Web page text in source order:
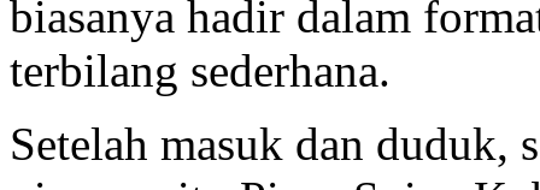
biasanya hadir dalam
terbilang sederhana.
Setelah masuk dan duduk,